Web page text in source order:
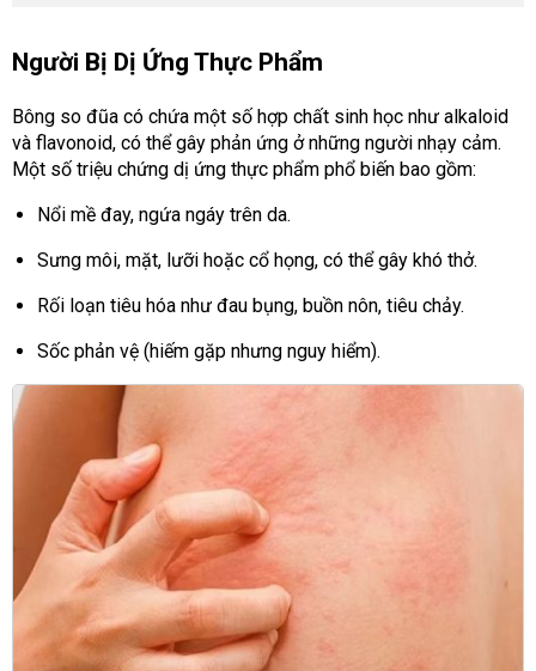
Người Bị Dị Ứng Thực Phẩm
Bông so đũa có chứa một số hợp chất sinh học như alkaloid
và flavonoid, có thể gây phản ứng ở những người nhạy cảm.
Một số triệu chứng dị ứng thực phẩm phổ biến bao gồm:
Nổi mề đay, ngứa ngáy trên da.
Sưng môi, mặt, lưỡi hoặc cổ họng, có thể gây khó thở.
Rối loạn tiêu hóa như đau bụng, buồn nôn, tiêu chảy.
Sốc phản vệ (hiếm gặp nhưng nguy hiểm).